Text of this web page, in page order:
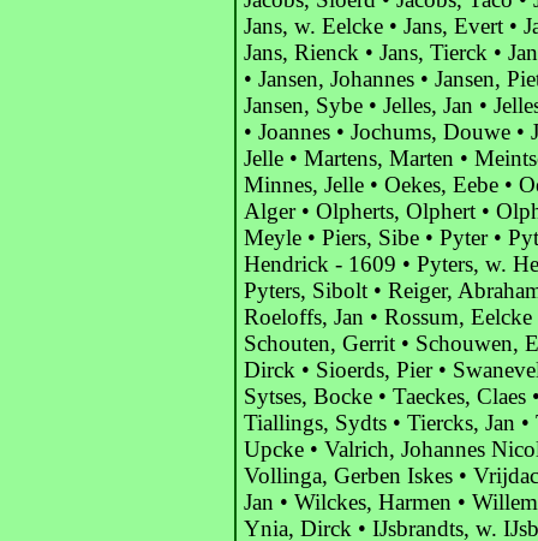
Jans, w. Eelcke • Jans, Evert •
Jans, Rienck • Jans, Tierck •
• Jansen, Johannes • Jansen,
Jansen, Sybe • Jelles, Jan •
• Joannes • Jochums, Douwe •
Jelle • Martens, Marten •
Minnes, Jelle • Oekes, Eebe •
Alger • Olpherts, Olphert •
Meyle • Piers, Sibe • Pyter •
Hendrick - 1609 • Pyters, w.
Pyters, Sibolt • Reiger,
Roeloffs, Jan • Rossum,
Schouten, Gerrit • Schouwen,
Dirck • Sioerds, Pier •
Sytses, Bocke • Taeckes,
Tiallings, Sydts • Tiercks, Jan
Upcke • Valrich, Johannes
Vollinga, Gerben Iskes •
Jan • Wilckes, Harmen •
Ynia, Dirck • IJsbrandts, w.